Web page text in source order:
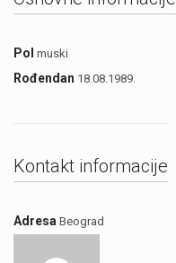
Pol muski
Rođendan 18.08.1989.
Kontakt informacije
Adresa Beograd